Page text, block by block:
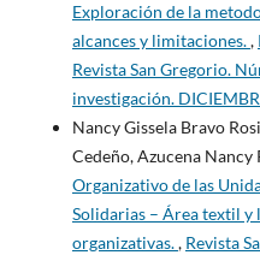
Exploración de la
alcances y limitaciones.,
Revista San Gregorio.
investigación.
Nancy Gissela Bravo
Cedeño, Azucena Nancy
Organizativo de las
Solidarias – Área textil y
organizativas., Revista